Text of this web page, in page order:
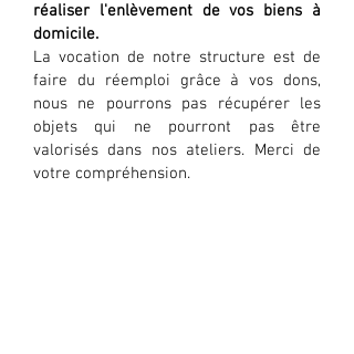
réaliser l'enlèvement de vos biens à
domicile.
La vocation de notre structure est de
faire du réemploi grâce à vos dons,
nous ne pourrons pas récupérer les
objets qui ne pourront pas être
valorisés dans nos ateliers. Merci de
votre compréhension.